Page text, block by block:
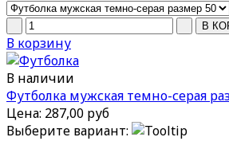
В корзину
В наличии
Футболка мужская темно-серая
Цена: 287,00 руб
Выберите вариант: